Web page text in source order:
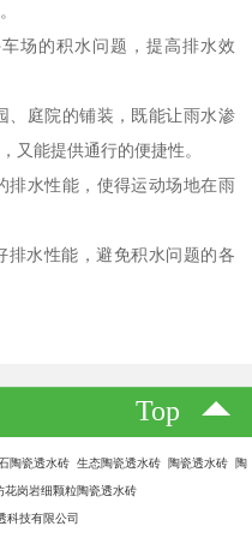
场的积水问题，提高排水效
、庭院的铺装，既能让雨水渗
又能提供通行的便捷性。
排水性能，使得运动场地在雨
排水性能，避免积水问题的各
Top
陶瓷透水砖 生态陶瓷透水砖 陶瓷透水砖 陶
岗岩细颗粒陶瓷透水砖
科技有限公司